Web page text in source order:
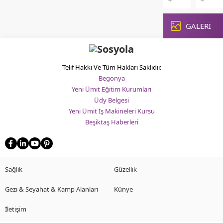
maruz
kaldığımız
çevresel
hem
de
bakteriyel
enfeksiyonların
GALERİ
Telif Hakkı Ve Tüm Hakları Saklıdır.
Begonya
Yeni Ümit Eğitim Kurumları
Üdy Belgesi
Yeni Ümit İş Makineleri Kursu
Beşiktaş Haberleri
Sağlık Güzellik
Gezi & Seyahat & Kamp Alanları Künye
İletişim